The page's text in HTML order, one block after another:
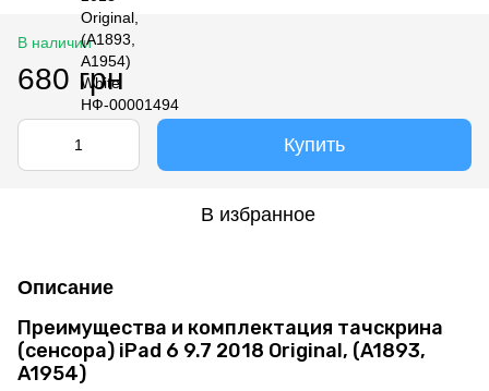
В наличии
680 грн
Купить
В избранное
Описание
Преимущества и комплектация тачскрина
(сенсора) iPad 6 9.7 2018 Original, (A1893,
A1954)